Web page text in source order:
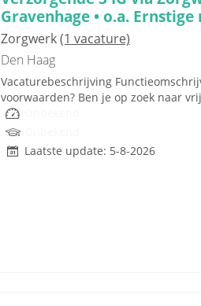
Gravenhage • o.a.
Zorgwerk(1 vacature)
Den Haag
Vacaturebeschrijving
voorwaarden? Ben je op zoek naar
Laatste update: 5-8-2026